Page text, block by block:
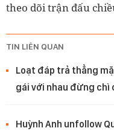
theo dõi trận đấu
TIN LIÊN QUAN
Loạt đáp trả thẳng
gái với nhau đừng chì
Huỳnh Anh unfollow